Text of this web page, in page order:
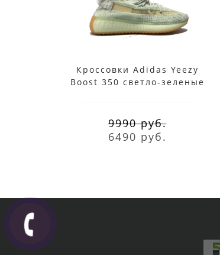
Кроссовки Adidas Yeezy
Boost 350 светло-зеленые
9990 руб.
6490 руб.